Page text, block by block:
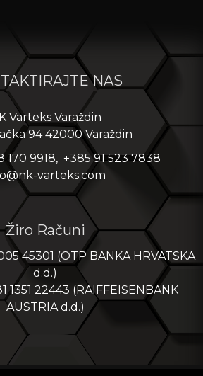
NAS
Varteks Varaždin
94 42000 Varaždin
170 9918, +385 91 523 7838
varteks.com
Žiro Računi
45301 (OTP BANKA HRVATSKA
d.d.)
1351 22443 (RAIFFEISENBANK
AUSTRIA d.d.)